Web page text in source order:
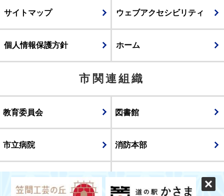
サイトマップ ウェブアクセシビリティ
個人情報保護方針 ホーム
市関連組織
教育委員会 図書館
市立病院 消防本部
議会